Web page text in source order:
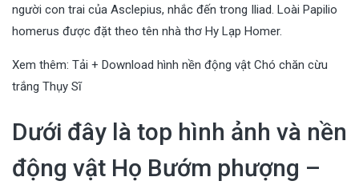
người con trai của Asclepius, nhắc đến trong Iliad. Loài Papilio
homerus được đặt theo tên nhà thơ Hy Lạp Homer.
Xem thêm: Tải + Download hình nền động vật Chó chăn cừu
trắng Thụy Sĩ
Dưới đây là top hình ảnh và nền
động vật Họ Bướm phượng –